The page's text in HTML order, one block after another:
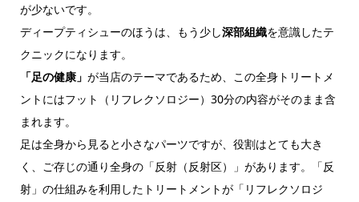
が少ないです。
ディープティシューのほうは、もう少し深部組織を意識したテ
クニックになります。
「足の健康」 が当店のテーマであるため、この全身トリートメ
ントにはフット（リフレクソロジー）30分の内容がそのまま含
まれます。
足は全身から見ると小さなパーツですが、役割はとても大き
く、ご存じの通り全身の「反射（反射区）」があります。「反
射」の仕組みを利用したトリートメントが「リフレクソロジ